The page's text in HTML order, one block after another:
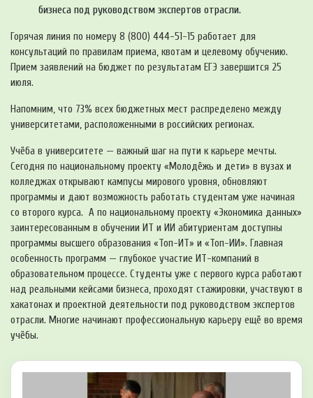
бизнеса под руководством экспертов отрасли.
Горячая линия по номеру 8 (800) 444-51-15 работает для
консультаций по правилам приема, квотам и целевому обучению.
Прием заявлений на бюджет по результатам ЕГЭ завершится 25
июля.
Напомним, что 73% всех бюджетных мест распределено между
университетами, расположенными в российских регионах.
Учёба в университете — важный шаг на пути к карьере мечты.
Сегодня по национальному проекту «Молодёжь и дети» в вузах и
колледжах открывают кампусы мирового уровня, обновляют
программы и дают возможность работать студентам уже начиная
со второго курса. А по национальному проекту «Экономика данных»
заинтересованным в обучении ИТ и ИИ абитуриентам доступны
программы высшего образования «Топ-ИТ» и «Топ-ИИ». Главная
особенность программ — глубокое участие ИТ-компаний в
образовательном процессе. Студенты уже с первого курса работают
над реальными кейсами бизнеса, проходят стажировки, участвуют в
хакатонах и проектной деятельности под руководством экспертов
отрасли. Многие начинают профессиональную карьеру ещё во время
учёбы.